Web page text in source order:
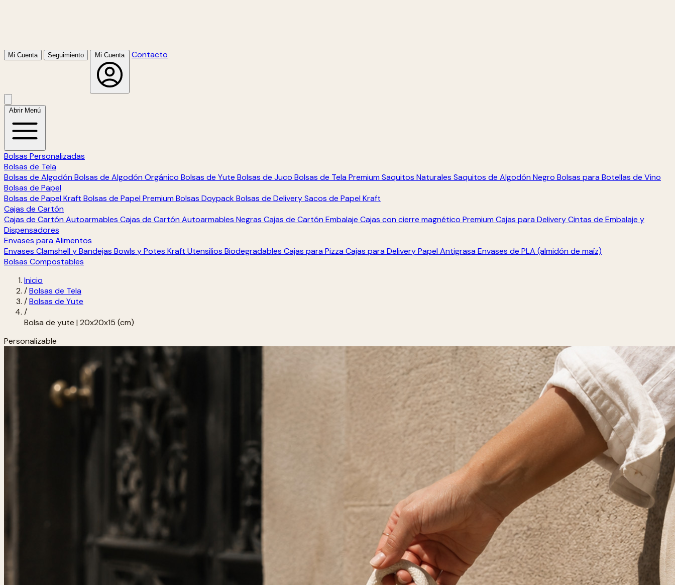
Mi Cuenta Seguimiento Mi Cuenta Contacto
Abrir Menú
Bolsas Personalizadas
Bolsas de Tela
Bolsas de Algodón Bolsas de Algodón Orgánico Bolsas de Yute Bolsas de Juco Bolsas de Tela Premium Saquitos Naturales Saquitos de Algodón Negro Bolsas para Botellas de Vino
Bolsas de Papel
Bolsas de Papel Kraft Bolsas de Papel Premium Bolsas DoypackBolsas de DeliverySacos de Papel Kraft
Cajas de Cartón
Cajas de Cartón Autoarmables Cajas de Cartón Autoarmables Negras Cajas de Cartón Embalaje Cajas con cierre magnético Premium Cajas para DeliveryCintas de Embalaje y
Dispensadores
Envases para Alimentos
Envases Clamshell y Bandejas Bowls y Potes Kraft Utensilios Biodegradables Cajas para Pizza Cajas para DeliveryPapel Antigrasa Envases de PLA (almidón de maíz)
Bolsas Compostables
Inicio
/Bolsas de Tela
/Bolsas de Yute
/
Bolsa de yute | 20x20x15 (cm)
Personalizable